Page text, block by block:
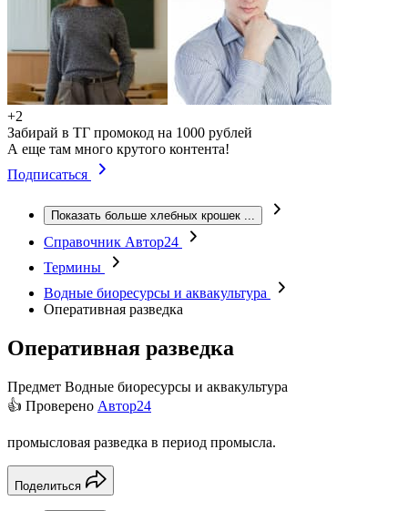
+2
Забирай в ТГ промокод на 1000 рублей
А еще там много крутого контента!
Подписаться
Показать больше хлебных крошек ...
Справочник Автор24
Термины
Водные биоресурсы и аквакультура
Оперативная разведка
Оперативная разведка
Предмет Водные биоресурсы и аквакультура
👍 Проверено Автор24
промысловая разведка в период промысла.
Поделиться